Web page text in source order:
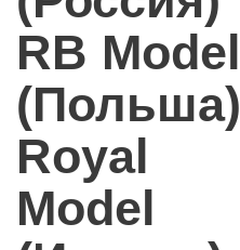
RB Model
(Польша)
Royal
Model